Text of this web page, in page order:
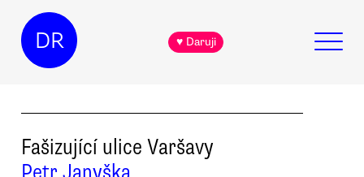
DR ♥ Daruji
Fašizující ulice Varšavy